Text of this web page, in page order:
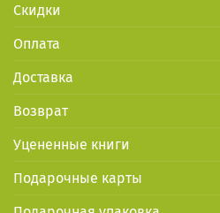
Скидки
Оплата
Доставка
Возврат
Уцененные книги
Подарочные карты